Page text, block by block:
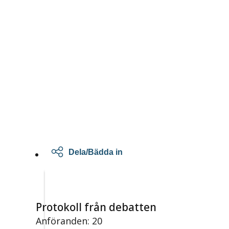
Dela/Bädda in
Protokoll från debatten
Anföranden: 20